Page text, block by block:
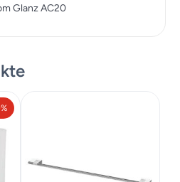
Glanz AC20